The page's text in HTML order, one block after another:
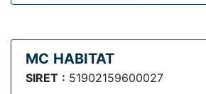
MC HABITAT
SIRET : 51902159600027